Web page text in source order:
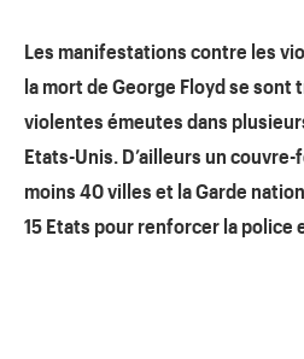
Les manifestations contre les
la mort de George Floyd se sont
violentes émeutes dans
Etats-Unis. D’ailleurs un
moins 40 villes et la Garde
15 Etats pour renforcer la